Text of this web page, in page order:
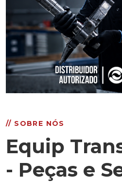
// SOBRE NÓS
Equip
- Peças e